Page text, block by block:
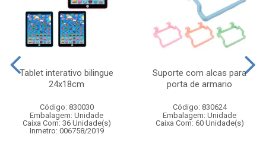
Tablet interativo bilingue
24x18cm
Código: 830030
Embalagem: Unidade
Caixa Com: 36 Unidade(s)
Inmetro: 006758/2019
Suporte com alcas para
porta de armario
Código: 830624
Embalagem: Unidade
Caixa Com: 60 Unidade(s)